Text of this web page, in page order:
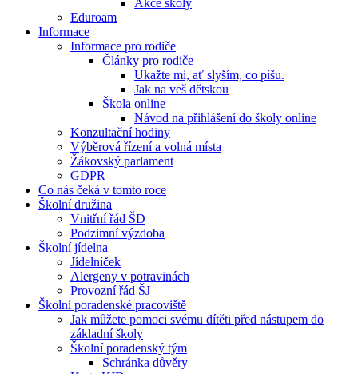
Akce školy
Eduroam
Informace
Informace pro rodiče
Články pro rodiče
Ukažte mi, ať slyším, co píšu.
Jak na veš dětskou
Škola online
Návod na přihlášení do školy online
Konzultační hodiny
Výběrová řízení a volná místa
Žákovský parlament
GDPR
Co nás čeká v tomto roce
Školní družina
Vnitřní řád ŠD
Podzimní výzdoba
Školní jídelna
Jídelníček
Alergeny v potravinách
Provozní řád ŠJ
Školní poradenské pracoviště
Jak můžete pomoci svému dítěti před nástupem do
základní školy
Školní poradenský tým
Schránka důvěry